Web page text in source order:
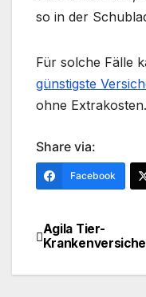
so in der
Für solche Fälle
günstigste
ohne Extrakosten.
Share via:
Facebook
Agila Tier-